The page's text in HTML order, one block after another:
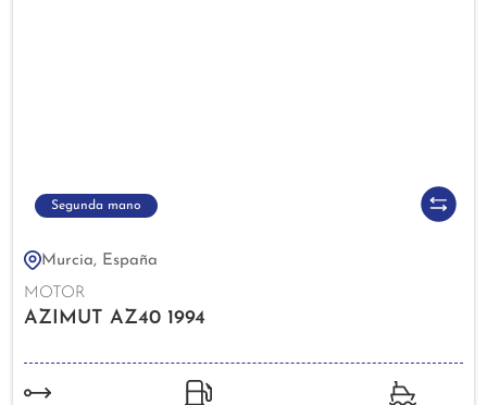
Segunda mano
Murcia, España
MOTOR
AZIMUT AZ40 1994